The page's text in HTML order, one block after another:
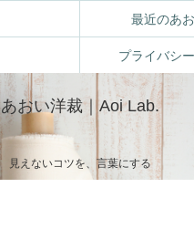
あおい洋裁｜Aoi Lab.
見えないコツを、言葉にする
最近のあ
プライバシ